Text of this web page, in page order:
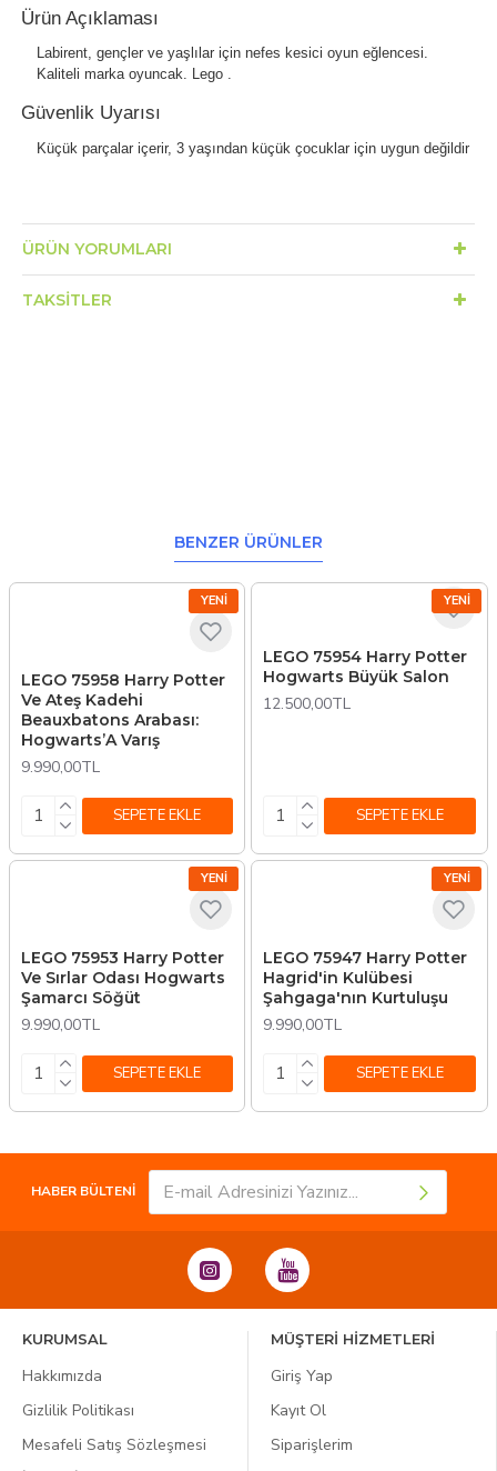
Ürün Açıklaması
Labirent, gençler ve yaşlılar için nefes kesici oyun eğlencesi.
Kaliteli marka oyuncak. Lego .
Güvenlik Uyarısı
Küçük parçalar içerir, 3 yaşından küçük çocuklar için uygun değildir
ÜRÜN YORUMLARI
TAKSITLER
BENZER ÜRÜNLER
YENI
LEGO 75958 Harry Potter
Ve Ateş Kadehi
Beauxbatons Arabası:
Hogwarts’A Varış
9.990,00TL
SEPETE EKLE
YENI
LEGO 75954 Harry Potter
Hogwarts Büyük Salon
12.500,00TL
SEPETE EKLE
YENI
LEGO 75953 Harry Potter
Ve Sırlar Odası Hogwarts
Şamarcı Söğüt
9.990,00TL
SEPETE EKLE
YENI
LEGO 75947 Harry Potter
Hagrid'in Kulübesi
Şahgaga'nın Kurtuluşu
9.990,00TL
SEPETE EKLE
HABER BÜLTENİ
KURUMSAL
Hakkımızda
Gizlilik Politikası
Mesafeli Satış Sözleşmesi
MÜŞTERİ HİZMETLERİ
Giriş Yap
Kayıt Ol
Siparişlerim